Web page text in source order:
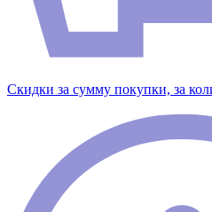
Скидки за сумму покупки, за